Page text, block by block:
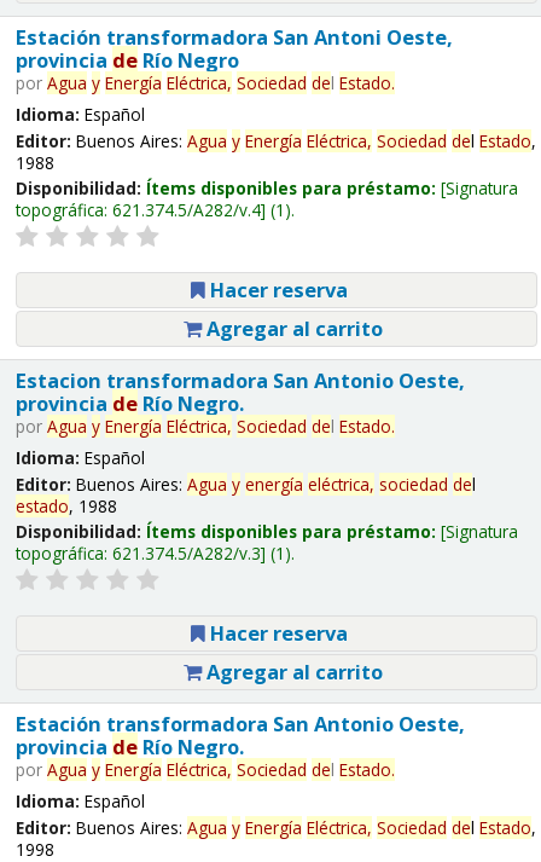
Estación transformadora San Antoni Oeste,
provincia deRío Negro
por Agua y Energía Eléctrica, Sociedad del Estado.
Idioma: Español
Editor: Buenos Aires: Agua y Energía Eléctrica, Sociedad del Estado,
1988
Disponibilidad: Ítems disponibles para préstamo: Signatura
topográfica: 621.374.5/A282/v.4 (1).
Hacer reserva
Agregar al carrito
Estacion transformadora San Antonio Oeste,
provincia deRío Negro.
por Agua y Energía Eléctrica, Sociedad del Estado.
Idioma: Español
Editor: Buenos Aires: Agua y energía eléctrica, sociedad del
estado, 1988
Disponibilidad: Ítems disponibles para préstamo: Signatura
topográfica: 621.374.5/A282/v.3 (1).
Hacer reserva
Agregar al carrito
Estación transformadora San Antonio Oeste,
provincia deRío Negro.
por Agua y Energía Eléctrica, Sociedad del Estado.
Idioma: Español
Editor: Buenos Aires: Agua y Energía Eléctrica, Sociedad del Estado,
1998